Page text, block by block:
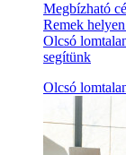
Megbízható
Remek
Olcsó
segítünk
Olcsó